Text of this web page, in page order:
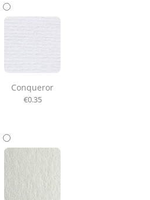
Conqueror
€0.35